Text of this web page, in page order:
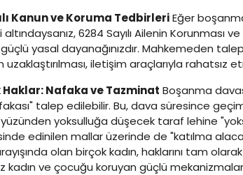
Kanun ve Koruma TedbirleriEğer
6284 Sayılı Ailenin Korunması
yasal dayanağınızdır. Mahkemeden
uzaklaştırılması, iletişim araçlarıyla rahatsız
Haklar: Nafaka ve Tazminat Boşanma
talep edilebilir. Bu, dava süresince
yoksulluğa düşecek taraf lehine
edinilen mallar üzerinde de "katılma
olan birçok kadın, haklarını tam
kadın ve çocuğu koruyan güçlü